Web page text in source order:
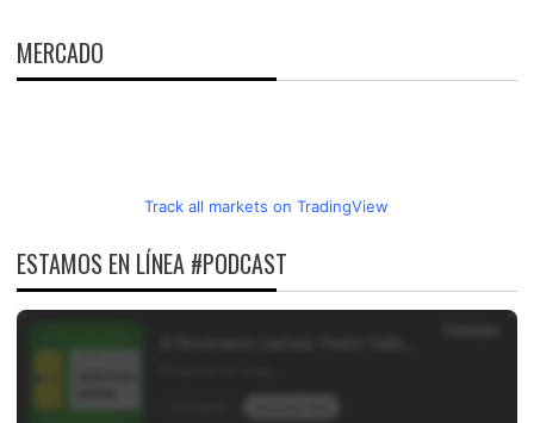
MERCADO
Track all markets on TradingView
ESTAMOS EN LÍNEA #PODCAST